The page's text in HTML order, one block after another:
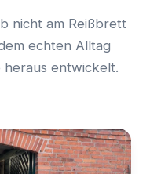
nicht am Reißbrett
echten Alltag
heraus entwickelt.